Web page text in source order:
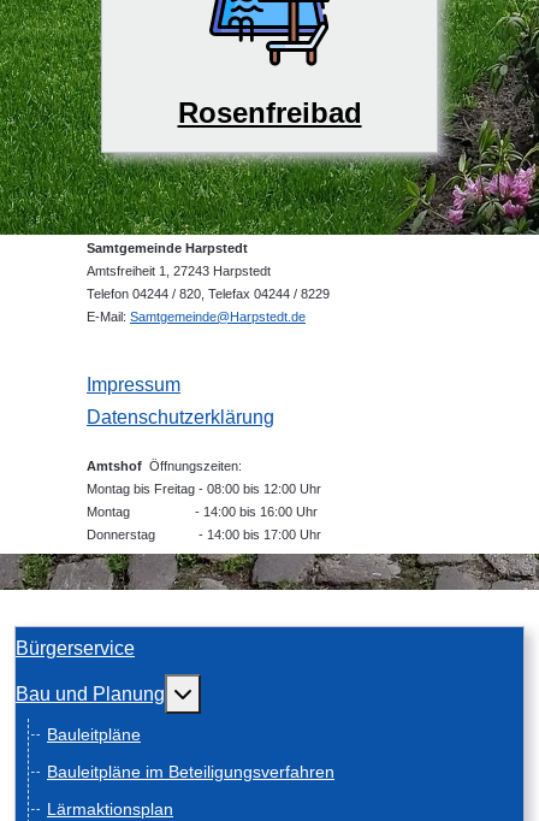
Rosenfreibad
Samtgemeinde Harpstedt
Amtsfreiheit 1, 27243 Harpstedt
Telefon 04244 / 820, Telefax 04244 / 8229
E-Mail: Samtgemeinde@Harpstedt.de
Impressum
Datenschutzerklärung
Amtshof Öffnungszeiten:
Montag bis Freitag - 08:00 bis 12:00 Uhr
Montag - 14:00 bis 16:00 Uhr
Donnerstag - 14:00 bis 17:00 Uhr
Bürgerservice
Bau und Planung Weitere Informationen: Bau und Planung
Bauleitpläne
Bauleitpläne im Beteiligungsverfahren
Lärmaktionsplan